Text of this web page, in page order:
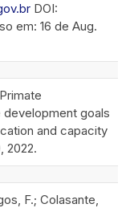
DOI:
em: 16 de Aug.
goals
and capacity
2022.
F.; Colasante,